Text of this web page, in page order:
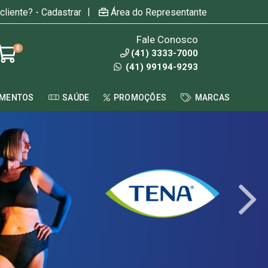
- Cadastrar | Área do Representante
0
Fale Conosco
(41) 3333-7000
(41) 99194-9293
SAÚDE PROMOÇÕES MARCAS